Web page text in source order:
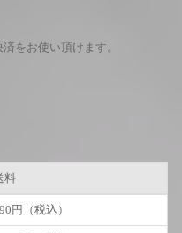
をお使い頂けます。
料
円（税込）